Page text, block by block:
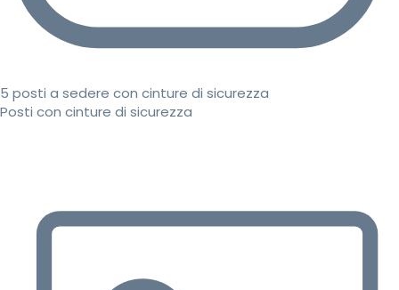
5 posti a sedere con cinture di sicurezza
Posti con cinture di sicurezza